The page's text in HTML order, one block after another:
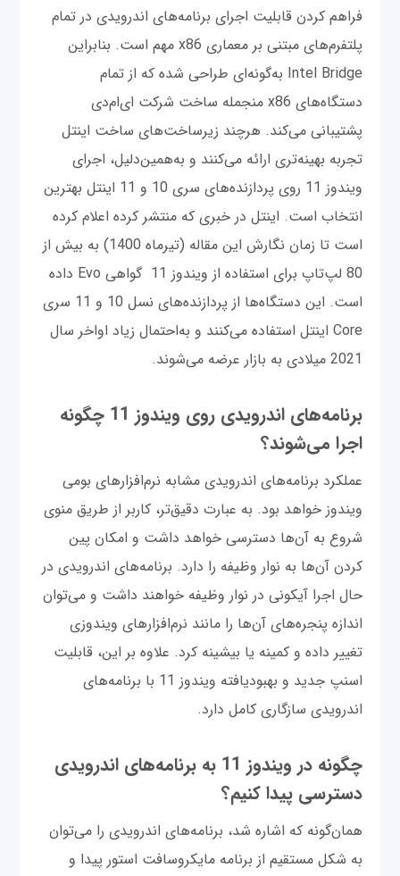
فراهم کردن قابلیت اجرای برنامه‌های اندرویدی در تمام
پلتفرم‌های مبتنی ‌بر معماری x86 مهم است. بنابراین
Intel Bridge به‌گونه‌ای طراحی شده که از تمام
دستگاه‌های x86 منجمله ساخت شرکت ای‌ام‌دی
پشتیبانی می‌کند. هرچند زیرساخت‌های ساخت اینتل
تجربه بهینه‌تری ارائه می‌کنند و به‌همین‌دلیل، اجرای
ویندوز 11 روی پردازنده‌های سری 10 و 11 اینتل بهترین
انتخاب است. اینتل در خبری که منتشر کرده اعلام کرده
است تا زمان نگارش این مقاله (تیرماه 1400) به بیش از
80 لپ‌تاپ برای استفاده از ویندوز 11 گواهی Evo داده
است. این دستگاه‌ها از پردازنده‌های نسل 10 و 11 سری
Core اینتل استفاده می‌کنند و به‌احتمال زیاد اواخر سال
2021 میلادی به بازار عرضه می‌شوند.
برنامه‌های اندرویدی روی ویندوز 11 چگونه
اجرا می‌شوند؟
عملکرد برنامه‌های اندرویدی مشابه نرم‌افزارهای بومی
ویندوز خواهد بود. به عبارت دقیق‌تر، کاربر از طریق منوی
شروع به آن‌ها دسترسی خواهد داشت و امکان پین
کردن آن‌ها به نوار وظیفه را دارد. برنامه‌های اندرویدی در
حال اجرا آیکونی در نوار وظیفه خواهند داشت و می‌توان
اندازه پنجره‌های آن‌ها را مانند نرم‌افزارهای ویندوزی
تغییر داده و کمینه یا بیشینه کرد. علاوه بر این، قابلیت
اسنپ جدید و بهبودیافته ویندوز 11 با برنامه‌های
اندرویدی سازگاری کامل دارد.
چگونه در ویندوز 11 به برنامه‌های اندرویدی
دسترسی پیدا کنیم؟
همان‌گونه که اشاره شد، برنامه‌های اندرویدی را می‌توان
به شکل مستقیم از برنامه مایکروسافت استور پیدا و